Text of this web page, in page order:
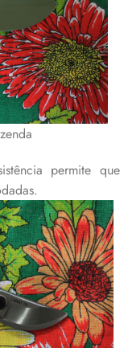
permite que